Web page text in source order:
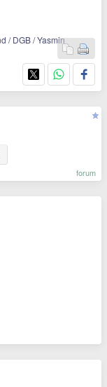
/ DGB / Yasmin
forum